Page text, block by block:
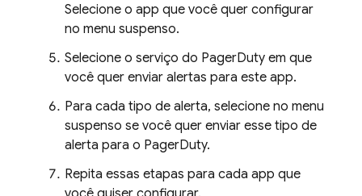
Selecione o app que você quer configurar
no menu suspenso.
Selecione o serviço do PagerDuty em que
você quer enviar alertas para este app.
Para cada tipo de alerta, selecione no menu
suspenso se você quer enviar esse tipo de
alerta para o PagerDuty.
Repita essas etapas para cada app que